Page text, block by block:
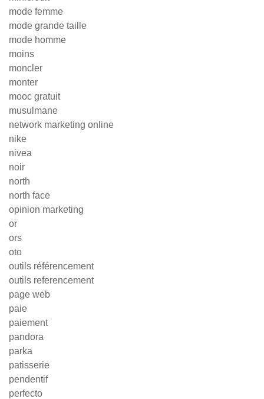
mode femme
mode grande taille
mode homme
moins
moncler
monter
mooc gratuit
musulmane
network marketing online
nike
nivea
noir
north
north face
opinion marketing
or
ors
oto
outils référencement
outils referencement
page web
paie
paiement
pandora
parka
patisserie
pendentif
perfecto